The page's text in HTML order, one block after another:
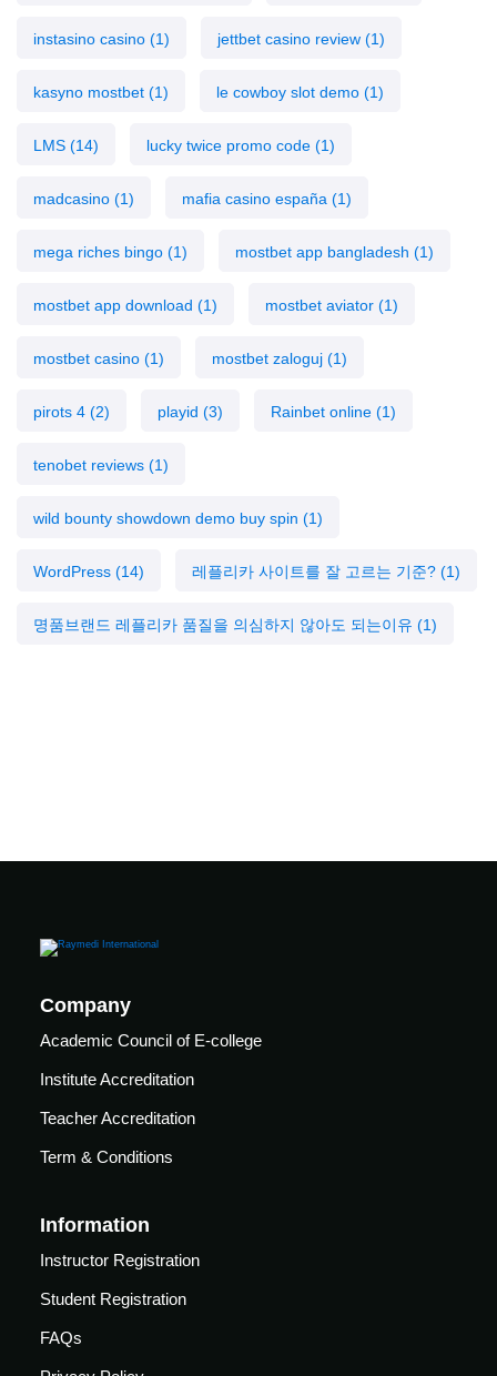
instasino casino (1) jettbet casino review (1)
kasyno mostbet (1) le cowboy slot demo (1)
LMS (14) lucky twice promo code (1)
madcasino (1) mafia casino españa (1)
mega riches bingo (1) mostbet app bangladesh (1)
mostbet app download (1) mostbet aviator (1)
mostbet casino (1) mostbet zaloguj (1)
pirots 4 (2) playid (3) Rainbet online (1)
tenobet reviews (1)
wild bounty showdown demo buy spin (1)
WordPress (14) 레플리카 사이트를 잘 고르는 기준? (1)
명품브랜드 레플리카 품질을 의심하지 않아도 되는이유 (1)
Company
Academic Council of E-college
Institute Accreditation
Teacher Accreditation
Term & Conditions
Information
Instructor Registration
Student Registration
FAQs